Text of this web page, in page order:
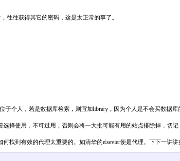
往往获得其它的密码，这是太正常的事了。
个人，若是数据库检索，则宜加library，因为个人是不会买数据库
择使用，不可过用，否则会将一大批可能有用的站点排除掉，切记
找到有效的代理太重要的。如清华的elsevier便是代理。下下一讲